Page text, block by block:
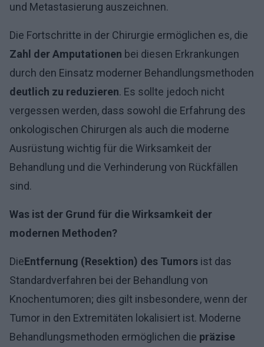
und Metastasierung auszeichnen.
Die Fortschritte in der Chirurgie ermöglichen es, die
Zahl der Amputationen bei diesen Erkrankungen
durch den Einsatz moderner Behandlungsmethoden
deutlich zu reduzieren. Es sollte jedoch nicht
vergessen werden, dass sowohl die Erfahrung des
onkologischen Chirurgen als auch die moderne
Ausrüstung wichtig für die Wirksamkeit der
Behandlung und die Verhinderung von Rückfällen
sind.
Was ist der Grund für die Wirksamkeit der
modernen Methoden?
DieEntfernung (Resektion) des Tumors ist das
Standardverfahren bei der Behandlung von
Knochentumoren; dies gilt insbesondere, wenn der
Tumor in den Extremitäten lokalisiert ist. Moderne
Behandlungsmethoden ermöglichen die präzise